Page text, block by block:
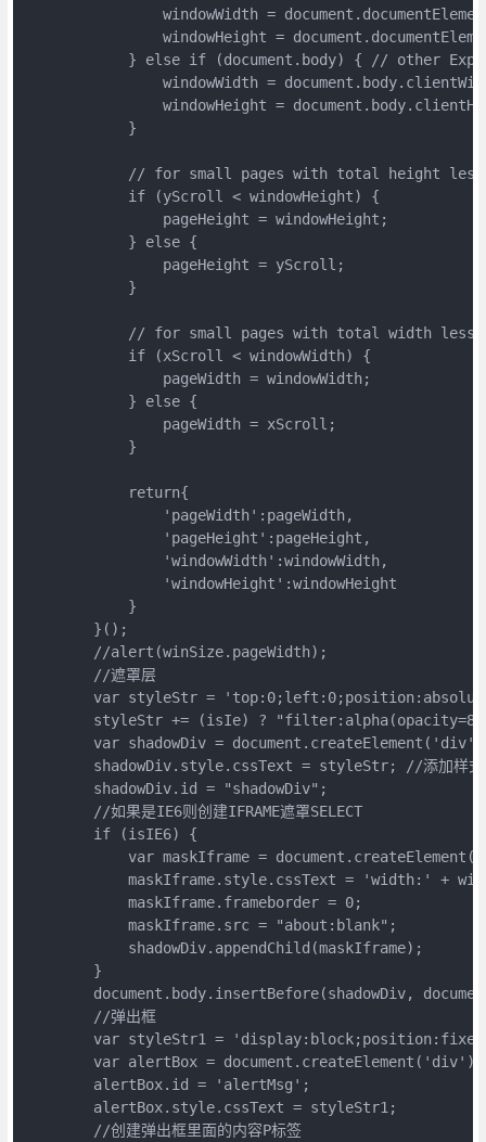
windowWidth =
windowHeight =
} else if (document.body) { // other
windowWidth =
windowHeight =
            }
// for small pages with total height
            if (yScroll < windowHeight) {
                pageHeight = windowHeight;
            } else {
                pageHeight = yScroll;
            }
// for small pages with total width less
            if (xScroll < windowWidth) {
                pageWidth = windowWidth;
            } else {
                pageWidth = xScroll;
            }
            return{
                'pageWidth':pageWidth,
                'pageHeight':pageHeight,
                'windowWidth':windowWidth,
                'windowHeight':windowHeight
            }
        }();
        //alert(winSize.pageWidth);
        //遮罩层
var styleStr =
styleStr += (isIe) ?
var shadowDiv =
        shadowDiv.style.cssText = styleStr; //添加样式
        shadowDiv.id = "shadowDiv";
        //如果是IE6则创建IFRAME遮罩SELECT
        if (isIE6) {
var maskIframe =
maskIframe.style.cssText = 'width:' +
            maskIframe.frameborder = 0;
            maskIframe.src = "about:blank";
            shadowDiv.appendChild(maskIframe);
        }
document.body.insertBefore(shadowDiv,
        //弹出框
var styleStr1 =
        var alertBox = document.createElement('div');
        alertBox.id = 'alertMsg';
        alertBox.style.cssText = styleStr1;
        //创建弹出框里面的内容P标签